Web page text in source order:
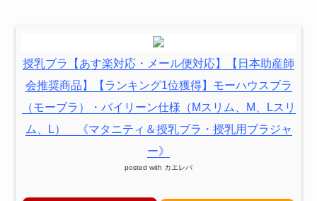
授乳ブラ【あす楽対応・メール便対応】【日本助産師
会推奨商品】【ランキング1位獲得】モーハウスブラ
（モーブラ）・バイリーン仕様（Mスリム、M、Lスリ
ム、L） 《マタニティ＆授乳ブラ・授乳用ブラジャ
ー》
posted with カエレバ